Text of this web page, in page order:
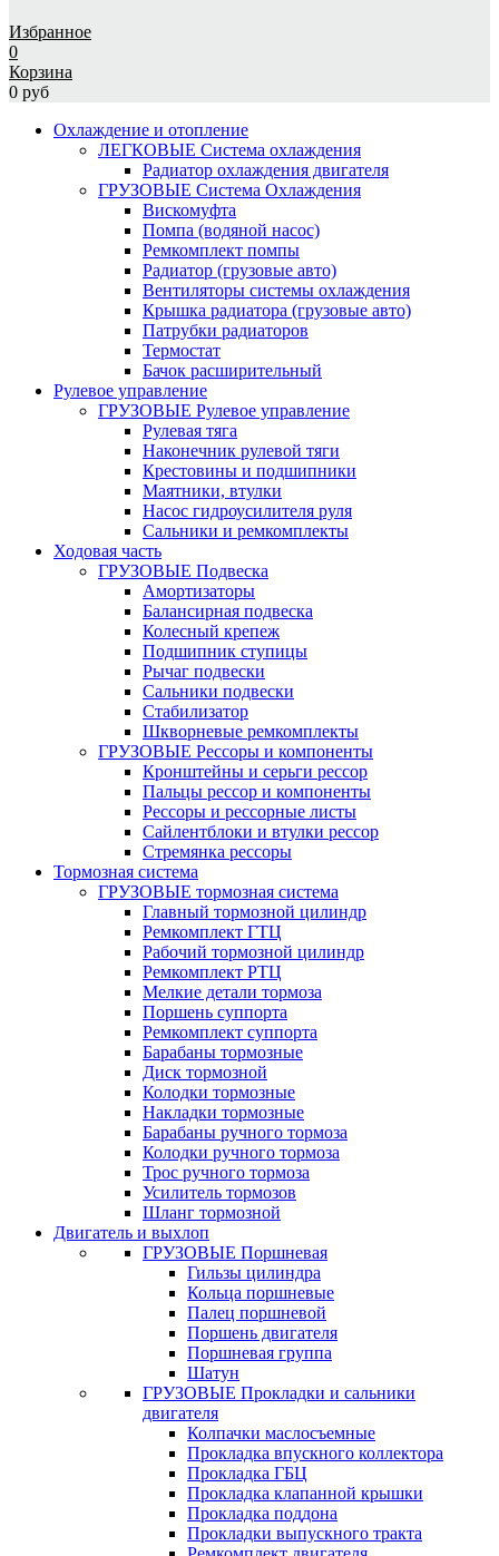
Избранное
0
Корзина
0 руб
Охлаждение и отопление
ЛЕГКОВЫЕ Система охлаждения
Радиатор охлаждения двигателя
ГРУЗОВЫЕ Система Охлаждения
Вискомуфта
Помпа (водяной насос)
Ремкомплект помпы
Радиатор (грузовые авто)
Вентиляторы системы охлаждения
Крышка радиатора (грузовые авто)
Патрубки радиаторов
Термостат
Бачок расширительный
Рулевое управление
ГРУЗОВЫЕ Рулевое управление
Рулевая тяга
Наконечник рулевой тяги
Крестовины и подшипники
Маятники, втулки
Насос гидроусилителя руля
Сальники и ремкомплекты
Ходовая часть
ГРУЗОВЫЕ Подвеска
Амортизаторы
Балансирная подвеска
Колесный крепеж
Подшипник ступицы
Рычаг подвески
Сальники подвески
Стабилизатор
Шкворневые ремкомплекты
ГРУЗОВЫЕ Рессоры и компоненты
Кронштейны и серьги рессор
Пальцы рессор и компоненты
Рессоры и рессорные листы
Сайлентблоки и втулки рессор
Стремянка рессоры
Тормозная система
ГРУЗОВЫЕ тормозная система
Главный тормозной цилиндр
Ремкомплект ГТЦ
Рабочий тормозной цилиндр
Ремкомплект РТЦ
Мелкие детали тормоза
Поршень суппорта
Ремкомплект суппорта
Барабаны тормозные
Диск тормозной
Колодки тормозные
Накладки тормозные
Барабаны ручного тормоза
Колодки ручного тормоза
Трос ручного тормоза
Усилитель тормозов
Шланг тормозной
Двигатель и выхлоп
ГРУЗОВЫЕ Поршневая
Гильзы цилиндра
Кольца поршневые
Палец поршневой
Поршень двигателя
Поршневая группа
Шатун
ГРУЗОВЫЕ Прокладки и сальники
двигателя
Колпачки маслосъемные
Прокладка впускного коллектора
Прокладка ГБЦ
Прокладка клапанной крышки
Прокладка поддона
Прокладки выпускного тракта